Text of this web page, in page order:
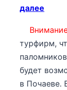
далее
турфирм,
будет
в Почаеве.